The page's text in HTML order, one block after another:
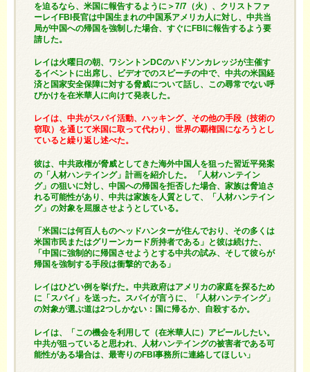
を迫るなら、米国に報告するように＞7/7（火）、クリストファ
ーレイFBI長官は中国生まれの中国系アメリカ人に対し、中共当
局が中国への帰国を強制した場合、すぐにFBIに報告するよう要
請した。
レイは火曜日の朝、ワシントンDCのハドソンカレッジが主催す
るイベントに出席し、ビデオでのスピーチの中で、中共の米国経
済と国家安全保障に対する脅威について話し、この尋常でない呼
びかけを在米華人に向けて発表した。
レイは、中共がスパイ活動、ハッキング、その他の手段（技術の
窃取）を通じて米国に取って代わり、世界の覇権国になろうとし
ていると繰り返し述べた。
彼は、中共政権が脅威としてきた海外中国人を狙った習近平発案
の「人材ハンテイング」計画を紹介した。 「人材ハンテイン
グ」の狙いに対し、中国への帰国を拒否した場合、家族は脅迫さ
れる可能性があり、中共は家族を人質として、「人材ハンテイン
グ」の対象を屈服させようとしている。
「米国には何百人ものヘッドハンターが住んでおり、その多くは
米国市民またはグリーンカード所持者である」と彼は続けた、
「中国に強制的に帰国させようとする中共の試み、そして彼らが
帰国を強制する手段は衝撃的である」
レイはひどい例を挙げた。中共政府はアメリカの家庭を探るため
に「スパイ」を送った。スパイが言うに、「人材ハンテイング」
の対象が選ぶ道は2つしかない：国に帰るか、自殺するか。
レイは、「この機会を利用して（在米華人に）アピールしたい。
中共が狙っていると思われ、人材ハンテイングの被害者である可
能性がある場合は、最寄りのFBI事務所に連絡してほしい」